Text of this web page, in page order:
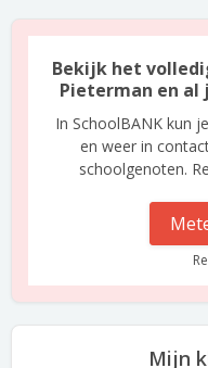
Bekijk het
Pieterman en al
In SchoolBANK kun je
en weer in
schoolgenoten.
Mijn